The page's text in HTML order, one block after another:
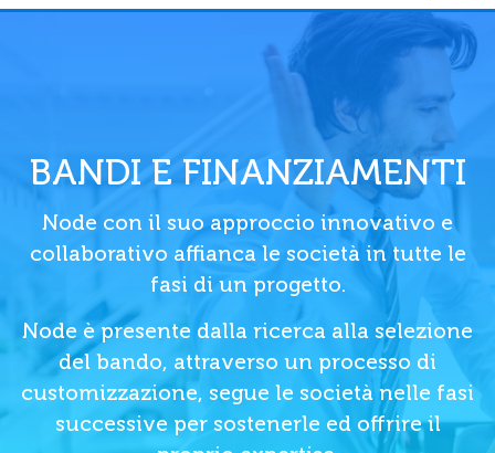
BANDI E FINANZIAMENTI
Node con il suo approccio innovativo e
collaborativo affianca le società in tutte le
fasi di un progetto.
Node è presente dalla ricerca alla selezione
del bando, attraverso un processo di
customizzazione, segue le società nelle fasi
successive per sostenerle ed offrire il